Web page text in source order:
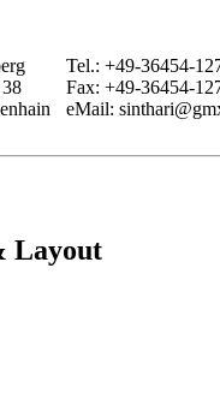
Tel.: +49-36454-
Fax: +49-36454-
eMail:
Layout